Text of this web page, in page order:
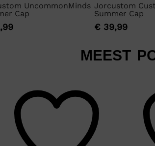
UncommonMinds
Cap
Jorcustom
Summer Cap
€39,99
MEEST